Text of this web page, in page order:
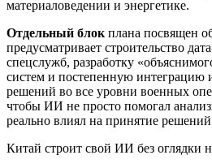
материаловедении и энергетике.
Отдельный блокплана посвящен
предусматривает строительство
спецслужб, разработку
систем и постепенную интеграцию
решений во все уровни военных
чтобы ИИ не просто помогал
реально влиял на принятие
Китай строит свой ИИ без